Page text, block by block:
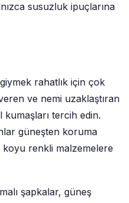
susuzluk ipuçlarına
rahatlık için çok
ve nemi uzaklaştıran
tercih edin.
güneşten koruma
renkli malzemelere
şapkalar, güneş